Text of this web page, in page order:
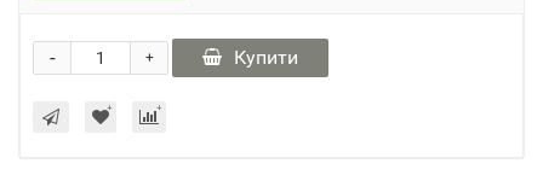
+
- Купити